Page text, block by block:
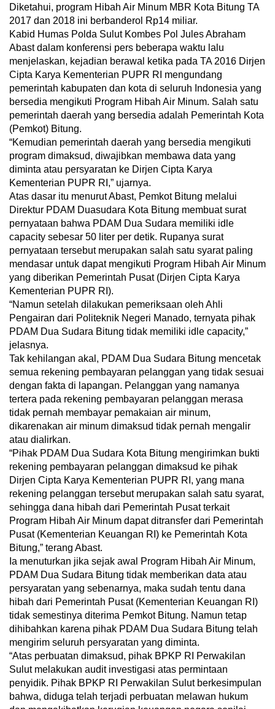
Diketahui, program Hibah Air Minum MBR Kota Bitung TA
2017 dan 2018 ini berbanderol Rp14 miliar.
Kabid Humas Polda Sulut Kombes Pol Jules Abraham
Abast dalam konferensi pers beberapa waktu lalu
menjelaskan, kejadian berawal ketika pada TA 2016 Dirjen
Cipta Karya Kementerian PUPR RI mengundang
pemerintah kabupaten dan kota di seluruh Indonesia yang
bersedia mengikuti Program Hibah Air Minum. Salah satu
pemerintah daerah yang bersedia adalah Pemerintah Kota
(Pemkot) Bitung.
“Kemudian pemerintah daerah yang bersedia mengikuti
program dimaksud, diwajibkan membawa data yang
diminta atau persyaratan ke Dirjen Cipta Karya
Kementerian PUPR RI,” ujarnya.
Atas dasar itu menurut Abast, Pemkot Bitung melalui
Direktur PDAM Duasudara Kota Bitung membuat surat
pernyataan bahwa PDAM Dua Sudara memiliki idle
capacity sebesar 50 liter per detik. Rupanya surat
pernyataan tersebut merupakan salah satu syarat paling
mendasar untuk dapat mengikuti Program Hibah Air Minum
yang diberikan Pemerintah Pusat (Dirjen Cipta Karya
Kementerian PUPR RI).
“Namun setelah dilakukan pemeriksaan oleh Ahli
Pengairan dari Politeknik Negeri Manado, ternyata pihak
PDAM Dua Sudara Bitung tidak memiliki idle capacity,”
jelasnya.
Tak kehilangan akal, PDAM Dua Sudara Bitung mencetak
semua rekening pembayaran pelanggan yang tidak sesuai
dengan fakta di lapangan. Pelanggan yang namanya
tertera pada rekening pembayaran pelanggan merasa
tidak pernah membayar pemakaian air minum,
dikarenakan air minum dimaksud tidak pernah mengalir
atau dialirkan.
“Pihak PDAM Dua Sudara Kota Bitung mengirimkan bukti
rekening pembayaran pelanggan dimaksud ke pihak
Dirjen Cipta Karya Kementerian PUPR RI, yang mana
rekening pelanggan tersebut merupakan salah satu syarat,
sehingga dana hibah dari Pemerintah Pusat terkait
Program Hibah Air Minum dapat ditransfer dari Pemerintah
Pusat (Kementerian Keuangan RI) ke Pemerintah Kota
Bitung,” terang Abast.
Ia menuturkan jika sejak awal Program Hibah Air Minum,
PDAM Dua Sudara Bitung tidak memberikan data atau
persyaratan yang sebenarnya, maka sudah tentu dana
hibah dari Pemerintah Pusat (Kementerian Keuangan RI)
tidak semestinya diterima Pemkot Bitung. Namun tetap
dihibahkan karena pihak PDAM Dua Sudara Bitung telah
mengirim seluruh persyaratan yang diminta.
“Atas perbuatan dimaksud, pihak BPKP RI Perwakilan
Sulut melakukan audit investigasi atas permintaan
penyidik. Pihak BPKP RI Perwakilan Sulut berkesimpulan
bahwa, diduga telah terjadi perbuatan melawan hukum